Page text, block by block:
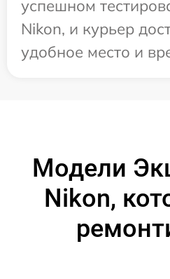
успешном
Nikon, и курьер
удобное место и
Модели
Nikon,